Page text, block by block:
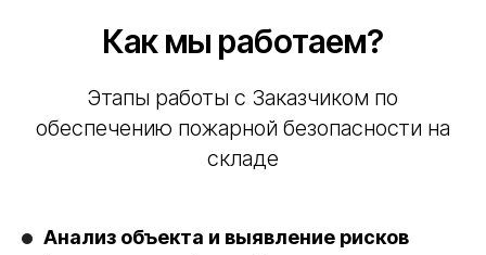
Как мы работаем?
Этапы работы с Заказчиком по
обеспечению пожарной безопасности на
складе
Анализ объекта и выявление рисков